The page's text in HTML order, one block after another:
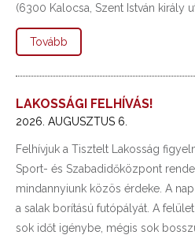
(6300 Kalocsa, Szent István király
Tovább
LAKOSSÁGI FELHÍVÁS!
2026. AUGUSZTUS 6.
Felhívjuk a Tisztelt Lakosság
Sport- és Szabadidőközpont
mindannyiunk közös érdeke. A
a salak borítású futópályát. A
sok időt igénybe, mégis sok